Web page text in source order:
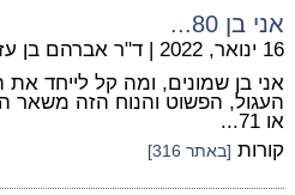
אני בן 80...
16 ינואר, 2022 | ד"ר אברהם בן
אני בן שמונים, ומה קל לייחד
או 71...
קורות [באתר 316]